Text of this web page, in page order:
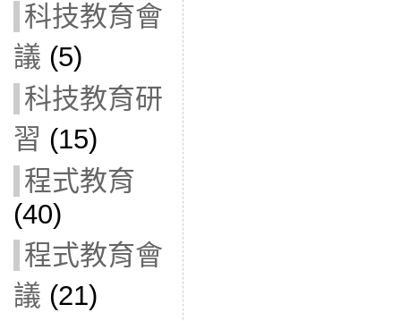
科技教育會
議 (5)
科技教育研
習 (15)
程式教育
(40)
程式教育會
議 (21)